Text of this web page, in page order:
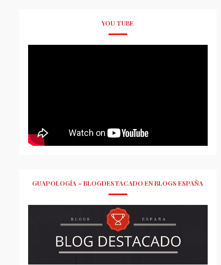
YOU TUBE
GUAPOLOGÍA – BLOGDESTACADO EN BLOGS ESPAÑA